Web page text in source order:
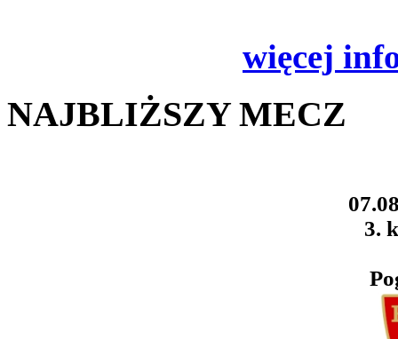
więcej
NAJBLIŻSZY MECZ
3.